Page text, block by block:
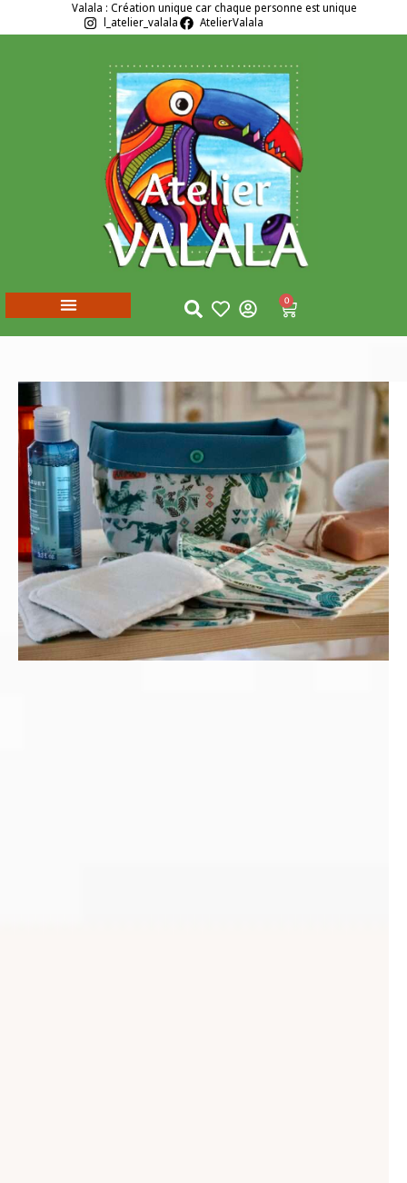
Valala : Création unique car chaque personne est unique
l_atelier_valala
AtelierValala
0